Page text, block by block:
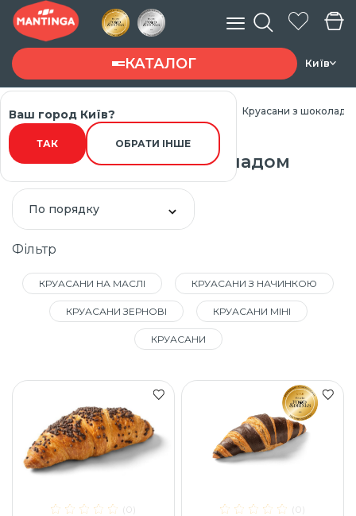
Введите запрос ...
КАТАЛОГ Київ
Ваш город Київ?
ТАК ОБРАТИ ІНШЕ
Головна Каталог товарів Круасани з
Круасани з шоколадом
По порядку
Фільтр
КРУАСАНИ НА МАСЛІ КРУАСАНИ З НАЧИНКОЮ
КРУАСАНИ ЗЕРНОВІ КРУАСАНИ МІНІ
КРУАСАНИ
(0)
(0)